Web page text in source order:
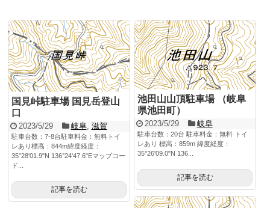
国見峠駐車場 国見岳登山
口
2023/5/29 岐阜, 滋賀
駐車台数：7-8台駐車料金：無料トイ
レあり標高：844m緯度経度：
35°28'01.9"N 136°24'47.6"Eマップコー
ド...
記事を読む
池田山山頂駐車場 （岐阜
県池田町）
2023/5/29 岐阜
駐車台数：20台 駐車料金：無料 トイ
レあり 標高：859m 緯度経度：
35°26'09.0"N 136...
記事を読む